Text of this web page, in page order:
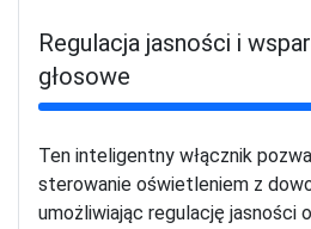
Regulacja jasności i
głosowe
Ten inteligentny włącznik
sterowanie oświetleniem z
umożliwiając regulację jasności